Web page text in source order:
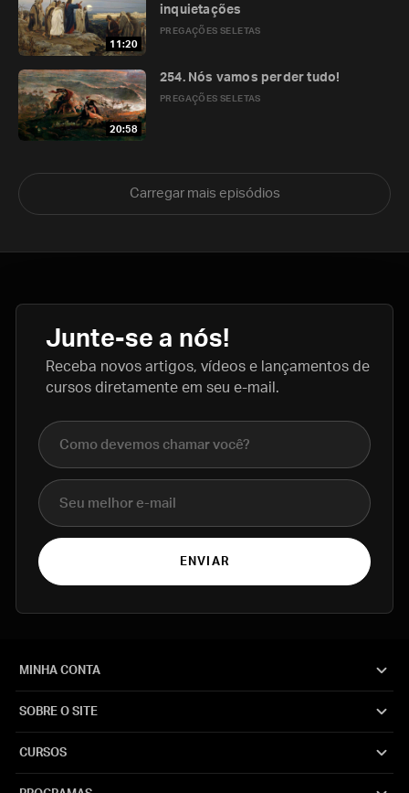
11:20
PREGAÇÕES SELETAS
inquietações
20:58
PREGAÇÕES SELETAS
254. Nós vamos perder tudo!
Carregar mais episódios
Junte-se a nós!
Receba novos artigos, vídeos e lançamentos de
cursos diretamente em seu e-mail.
Nome completo
E-mail
ENVIAR
MINHA CONTA
SOBRE O SITE
CURSOS